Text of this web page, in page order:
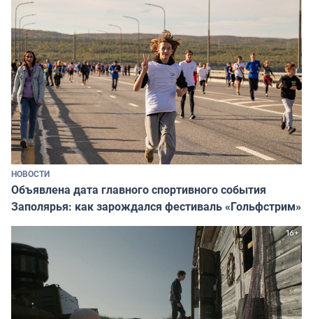
НОВОСТИ
Объявлена дата главного спортивного события
Заполярья: как зарождался фестиваль «Гольфстрим»